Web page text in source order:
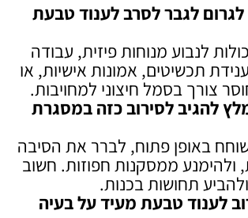
לגבר לסרב לענוד טבעת
לנבוע מנוחות פיזית, עבודה
תכשיטים, אמונות אישיות, או
צורך בסמל חיצוני למחויבות.
להגיב לסירוב כזה במסגרת
באופן פתוח, לברר את הסיבה
ולהימנע ממסקנות חפוזות. חשוב
תחושות בכנות.
לענוד טבעת מעיד על בעיה